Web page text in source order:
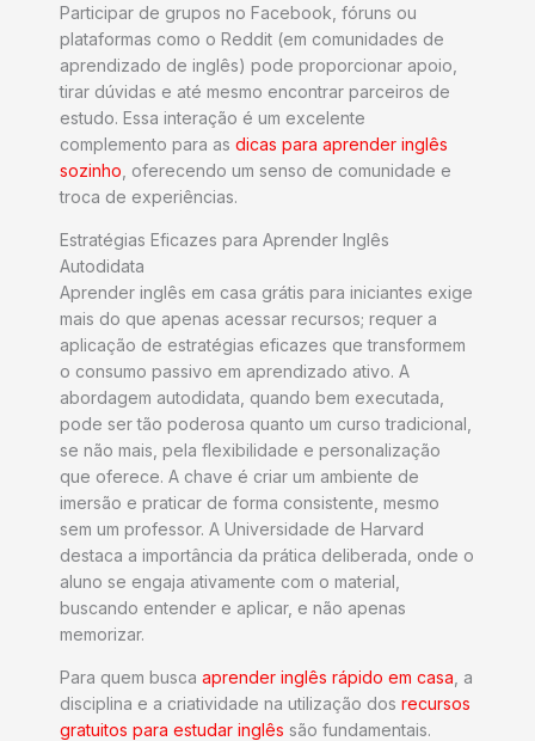
Participar de grupos no Facebook, fóruns ou
plataformas como o Reddit (em comunidades de
aprendizado de inglês) pode proporcionar apoio,
tirar dúvidas e até mesmo encontrar parceiros de
estudo. Essa interação é um excelente
complemento para as dicas para aprender inglês
sozinho , oferecendo um senso de comunidade e
troca de experiências.
Estratégias Eficazes para Aprender Inglês
Autodidata
Aprender inglês em casa grátis para iniciantes exige
mais do que apenas acessar recursos; requer a
aplicação de estratégias eficazes que transformem
o consumo passivo em aprendizado ativo. A
abordagem autodidata, quando bem executada,
pode ser tão poderosa quanto um curso tradicional,
se não mais, pela flexibilidade e personalização
que oferece. A chave é criar um ambiente de
imersão e praticar de forma consistente, mesmo
sem um professor. A Universidade de Harvard
destaca a importância da prática deliberada, onde o
aluno se engaja ativamente com o material,
buscando entender e aplicar, e não apenas
memorizar.
Para quem busca aprender inglês rápido em casa , a
disciplina e a criatividade na utilização dos recursos
gratuitos para estudar inglês são fundamentais.